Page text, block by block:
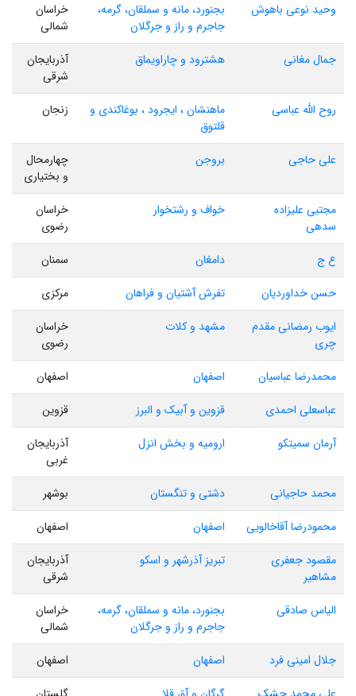
وحید نوعی باهوش
بجنورد، مانه و سملقان، گرمه،
جاجرم و راز و جرگلان
خراسان
شمالی
جمال مغانی
هشترود و چاراویماق
آذربایجان
شرقی
روح الله عباسی
ماهنشان ، ایجرود ، بوغاکندی و
قلتوق
زنجان
علی حاجی بروجن
چهارمحال
و بختیاری
مجتبی علیزاده
سدهی
خواف و رشتخوار
خراسان
رضوی
ع ج
دامغان
سمنان
حسن خداوردیان
تفرش آشتیان و فراهان
مرکزی
ایوب رمضانی مقدم
چری
مشهد و کلات
خراسان
رضوی
محمدرضا عباسیان
اصفهان
اصفهان
عباسعلی احمدی
قزوین و آبیک و البرز
قزوین
آرمان سمیتکو
ارومیه و بخش انزل
آذربایجان
غربی
محمد حاجیانی
دشتی و تنگستان
بوشهر
محمودرضا آقاخالویی
اصفهان
اصفهان
مقصود جعفری
مشاهیر
تبریز آذرشهر و اسکو
آذربایجان
شرقی
الیاس صادقی
بجنورد، مانه و سملقان، گرمه،
جاجرم و راز و جرگلان
خراسان
شمالی
جلال امینی فرد
اصفهان
اصفهان